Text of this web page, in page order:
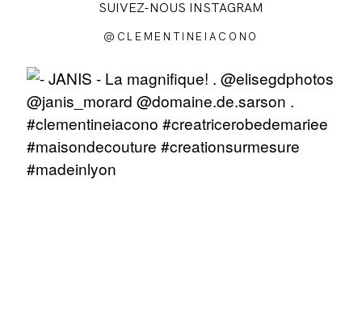
SUIVEZ-NOUS INSTAGRAM
@CLEMENTINEIACONO